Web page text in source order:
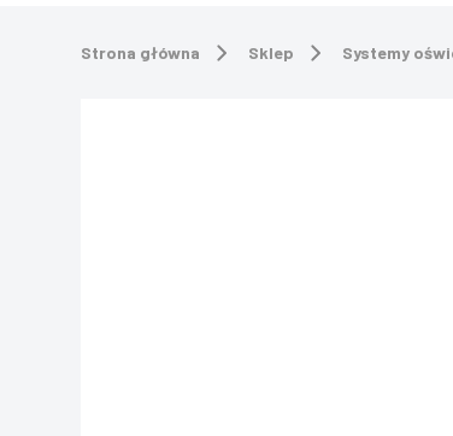
Strona główna Sklep Systemy